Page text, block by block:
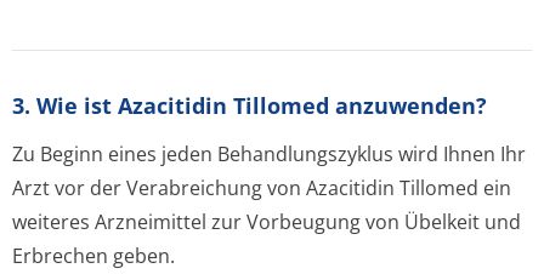
3. Wie ist Azacitidin Tillomed anzuwenden?
Zu Beginn eines jeden Behandlungszyklus wird Ihnen Ihr
Arzt vor der Verabreichung von Azacitidin Tillomed ein
weiteres Arzneimittel zur Vorbeugung von Übelkeit und
Erbrechen geben.